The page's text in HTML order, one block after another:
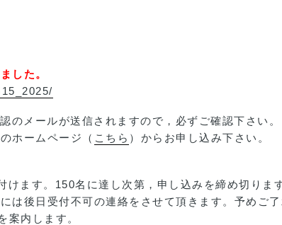
した。
メールが送信されますので，必ずご確認下さい。
ホームページ（ こちら ）からお申し込み下さい。
ます。150名に達し次第，申し込みを締め切りま
は後日受付不可の連絡をさせて頂きます。予めご
案内します。